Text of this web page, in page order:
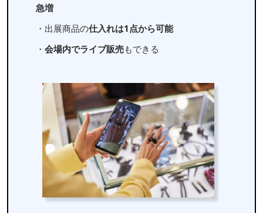
急増
・出展商品の仕入れは1点から可能
・ 会場内でライブ販売もできる